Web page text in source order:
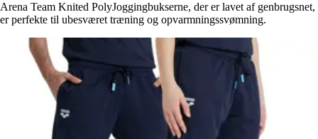
Arena Team Knited PolyJoggingbukserne, der er lavet af genbrugsnet,
er perfekte til ubesværet træning og opvarmningssvømning.